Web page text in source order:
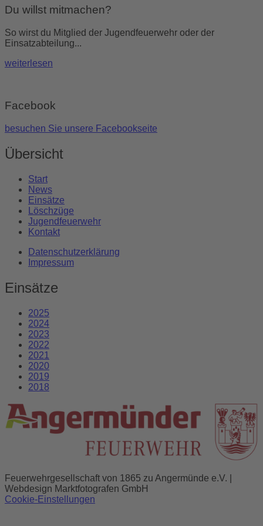
Du willst mitmachen?
So wirst du Mitglied der Jugendfeuerwehr oder der
Einsatzabteilung...
weiterlesen
Facebook
besuchen Sie unsere Facebookseite
Übersicht
Start
News
Einsätze
Löschzüge
Jugendfeuerwehr
Kontakt
Datenschutzerklärung
Impressum
Einsätze
2025
2024
2023
2022
2021
2020
2019
2018
Feuerwehrgesellschaft von 1865 zu Angermünde e.V. |
Webdesign Marktfotografen GmbH
Cookie-Einstellungen